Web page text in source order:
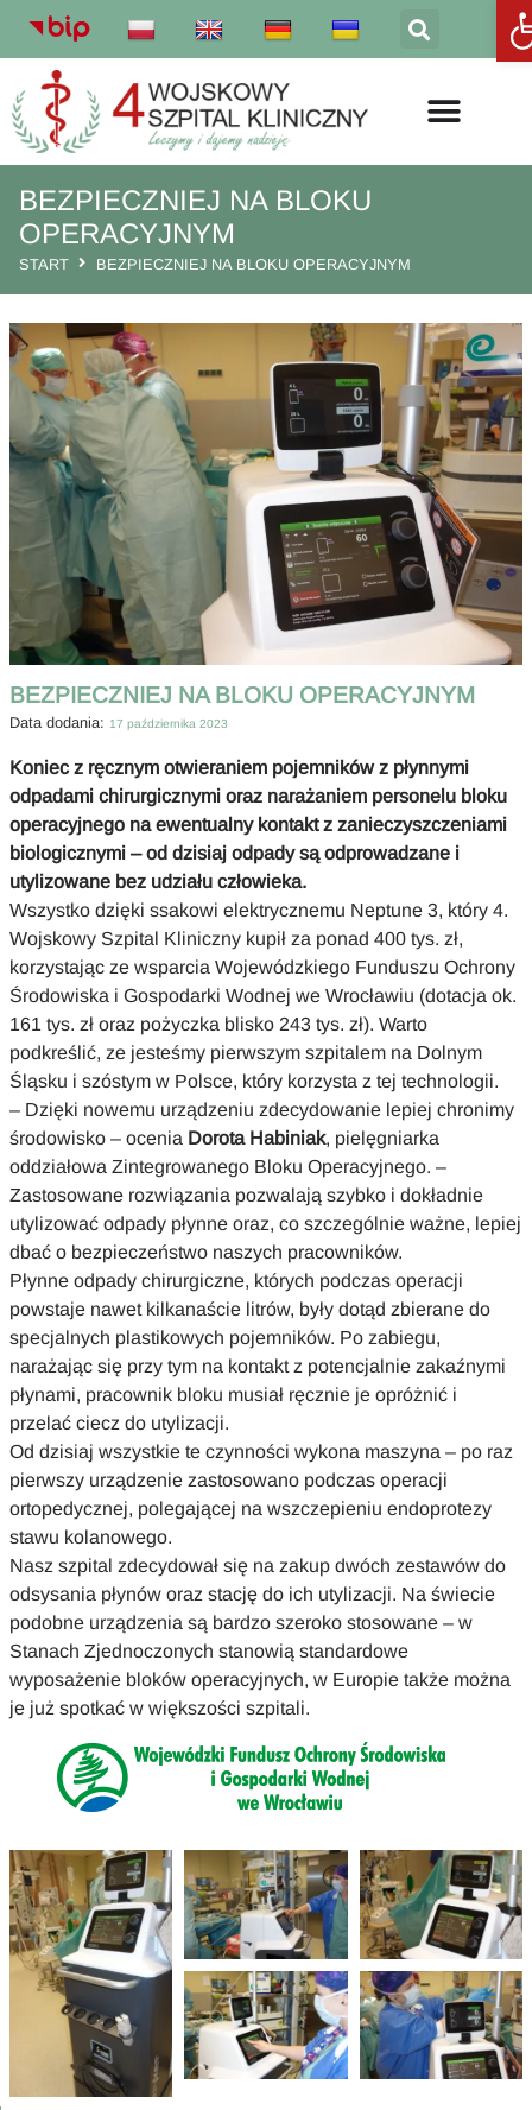
BEZPIECZNIEJ NA BLOKU
OPERACYJNYM
START BEZPIECZNIEJ NA BLOKU OPERACYJNYM
BEZPIECZNIEJ NA BLOKU OPERACYJNYM
Data dodania: 17 października 2023
Koniec z ręcznym otwieraniem pojemników z płynnymi
odpadami chirurgicznymi oraz narażaniem personelu bloku
operacyjnego na ewentualny kontakt z zanieczyszczeniami
biologicznymi – od dzisiaj odpady są odprowadzane i
utylizowane bez udziału człowieka.
Wszystko dzięki ssakowi elektrycznemu Neptune 3, który 4.
Wojskowy Szpital Kliniczny kupił za ponad 400 tys. zł,
korzystając ze wsparcia Wojewódzkiego Funduszu Ochrony
Środowiska i Gospodarki Wodnej we Wrocławiu (dotacja ok.
161 tys. zł oraz pożyczka blisko 243 tys. zł). Warto
podkreślić, ze jesteśmy pierwszym szpitalem na Dolnym
Śląsku i szóstym w Polsce, który korzysta z tej technologii.
– Dzięki nowemu urządzeniu zdecydowanie lepiej chronimy
środowisko – ocenia Dorota Habiniak, pielęgniarka
oddziałowa Zintegrowanego Bloku Operacyjnego. –
Zastosowane rozwiązania pozwalają szybko i dokładnie
utylizować odpady płynne oraz, co szczególnie ważne, lepiej
dbać o bezpieczeństwo naszych pracowników.
Płynne odpady chirurgiczne, których podczas operacji
powstaje nawet kilkanaście litrów, były dotąd zbierane do
specjalnych plastikowych pojemników. Po zabiegu,
narażając się przy tym na kontakt z potencjalnie zakaźnymi
płynami, pracownik bloku musiał ręcznie je opróżnić i
przelać ciecz do utylizacji.
Od dzisiaj wszystkie te czynności wykona maszyna – po raz
pierwszy urządzenie zastosowano podczas operacji
ortopedycznej, polegającej na wszczepieniu endoprotezy
stawu kolanowego.
Nasz szpital zdecydował się na zakup dwóch zestawów do
odsysania płynów oraz stację do ich utylizacji. Na świecie
podobne urządzenia są bardzo szeroko stosowane – w
Stanach Zjednoczonych stanowią standardowe
wyposażenie bloków operacyjnych, w Europie także można
je już spotkać w większości szpitali.